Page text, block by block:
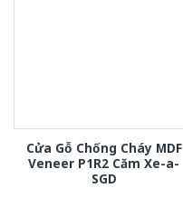
Cửa Gỗ Chống Cháy MDF
Veneer P1R2 Căm Xe-a-
SGD